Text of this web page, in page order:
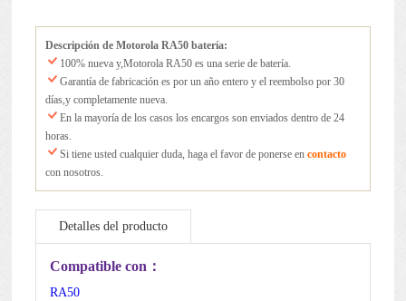
Descripción de Motorola RA50 batería:
100% nueva y,Motorola RA50 es una serie de batería.
Garantía de fabricación es por un año entero y el reembolso por 30
días,y completamente nueva.
En la mayoría de los casos los encargos son enviados dentro de 24
horas.
Si tiene usted cualquier duda, haga el favor de ponerse en contacto
con nosotros.
Detalles del producto
Mantenimiento de la batería
Compatible con：
RA50